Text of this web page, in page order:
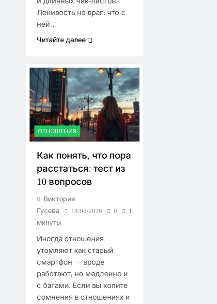
Ленивость не враг: что с
ней…
Читайте далее
ОТНОШЕНИЯ
Как понять, что пора
расстаться: тест из
10 вопросов
Виктория
Гусева
14/06/2026 0
1
минуты
Иногда отношения
утомляют как старый
смартфон — вроде
работают, но медленно и
с багами. Если вы копите
сомнения в отношениях и